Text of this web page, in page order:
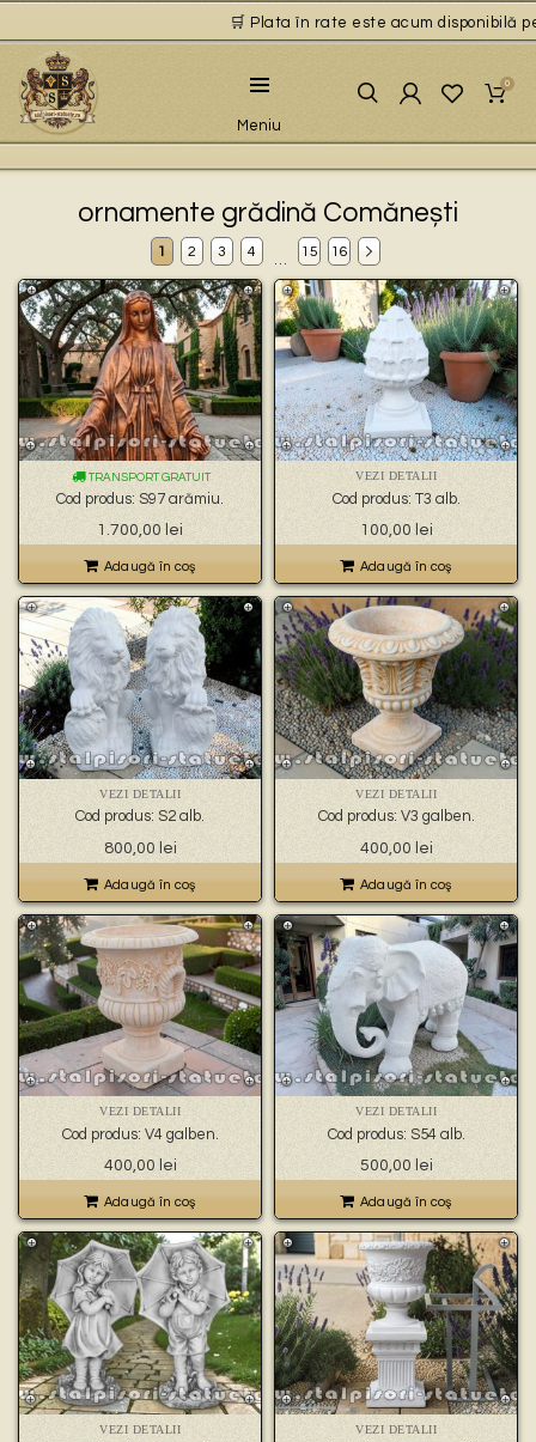
🛒 Plata în rate este acum disponibilă
Meniu
0
ornamente grădină Comănești
1 2 3 4 15 16
TRANSPORT GRATUIT
Cod produs: S97 arămiu.
1.700,00 lei
Adaugă în coş
VEZI DETALII
Cod produs: T3 alb.
100,00 lei
Adaugă în coş
VEZI DETALII
Cod produs: S2 alb.
800,00 lei
Adaugă în coş
VEZI DETALII
Cod produs: V3 galben.
400,00 lei
Adaugă în coş
VEZI DETALII
Cod produs: V4 galben.
400,00 lei
Adaugă în coş
VEZI DETALII
Cod produs: S54 alb.
500,00 lei
Adaugă în coş
VEZI DETALII VEZI DETALII